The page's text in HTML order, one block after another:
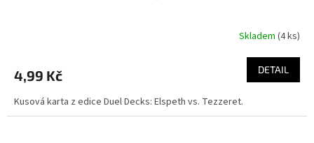
Skladem (4 ks)
4,99 Kč DETAIL
Kusová karta z edice Duel Decks: Elspeth vs. Tezzeret.